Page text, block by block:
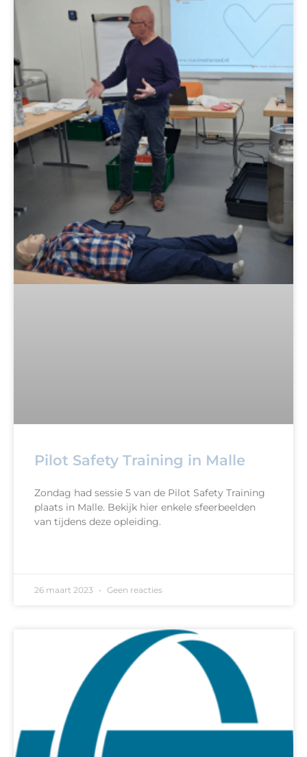
Pilot Safety Training in Malle
Zondag had sessie 5 van de Pilot Safety Training
plaats in Malle. Bekijk hier enkele sfeerbeelden
van tijdens deze opleiding.
26 maart 2023 Geen reacties